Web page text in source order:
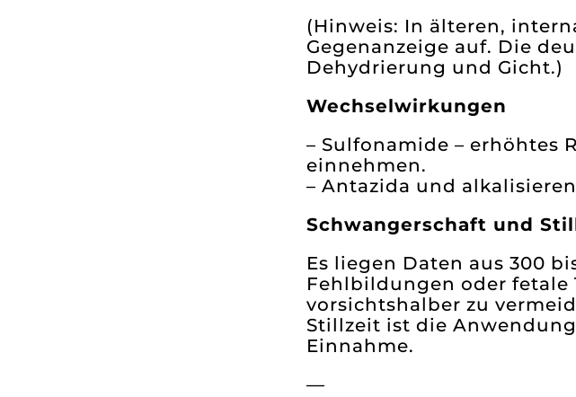
(Hinweis: In älteren,
Gegenanzeige auf. Die
Dehydrierung und Gicht.)
Wechselwirkungen
– Sulfonamide –
einnehmen.
– Antazida und
Schwangerschaft und
Es liegen Daten aus 300
Fehlbildungen oder fetale
vorsichtshalber zu
Stillzeit ist die
Einnahme.
—